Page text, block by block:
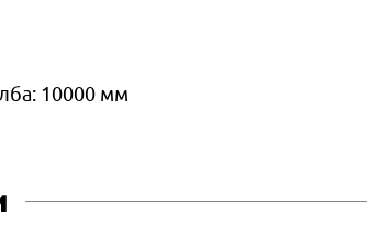
10000 мм